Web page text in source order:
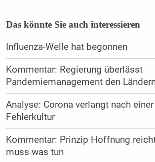
Das könnte Sie auch interessieren
Influenza-Welle hat begonnen
Kommentar: Regierung überlässt
Pandemiemanagement den
Analyse: Corona verlangt nach
Fehlerkultur
Kommentar: Prinzip Hoffnung
muss was tun